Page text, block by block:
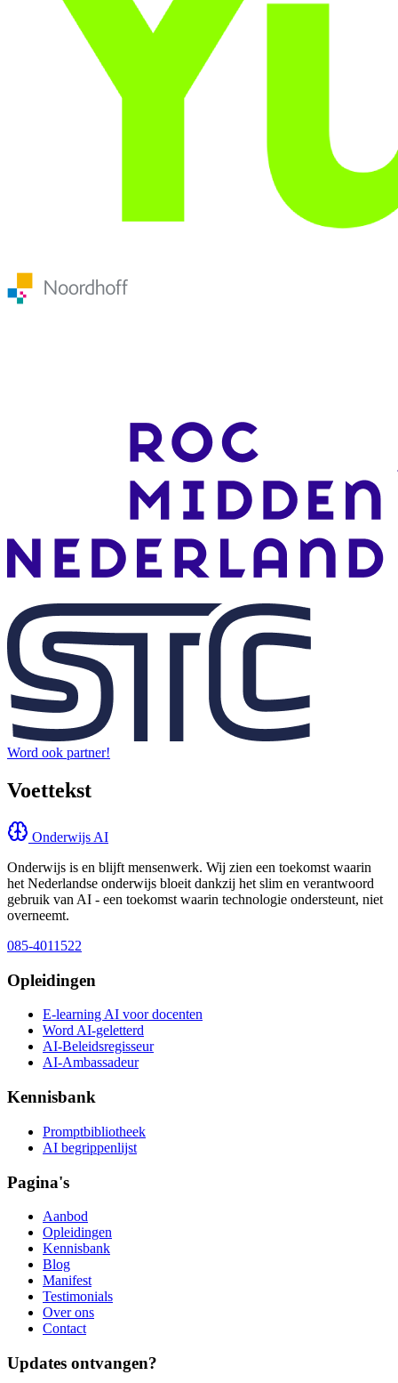
Word ook partner!
Voettekst
Onderwijs AI
Onderwijs is en blijft mensenwerk. Wij zien een toekomst waarin
het Nederlandse onderwijs bloeit dankzij het slim en verantwoord
gebruik van AI - een toekomst waarin technologie ondersteunt, niet
overneemt.
085-4011522
Opleidingen
E-learning AI voor docenten
Word AI-geletterd
AI-Beleidsregisseur
AI-Ambassadeur
Kennisbank
Promptbibliotheek
AI begrippenlijst
Pagina's
Aanbod
Opleidingen
Kennisbank
Blog
Manifest
Testimonials
Over ons
Contact
Updates ontvangen?